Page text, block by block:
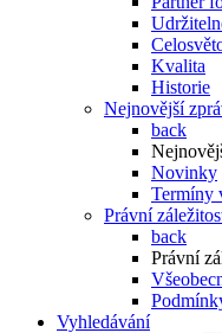
Kvalita
Historie
Nejnovější
back
Novinky
Termíny
Právní
back
Právní
Vyhledávání